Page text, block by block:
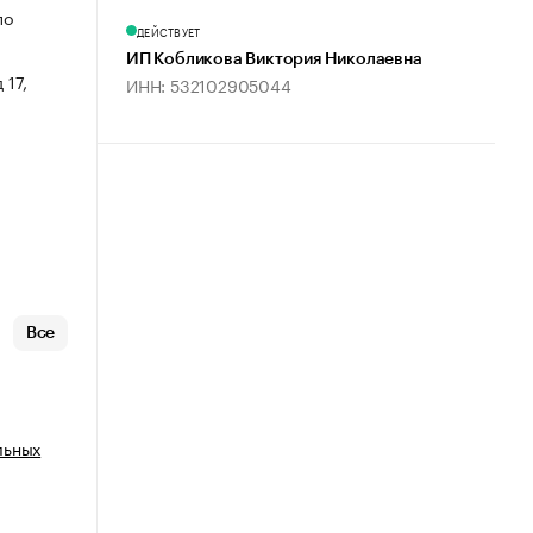
Все
ДЕЙСТВУЕТ
ИП Кобликова Виктория Николаевна
ИНН: 532102905044